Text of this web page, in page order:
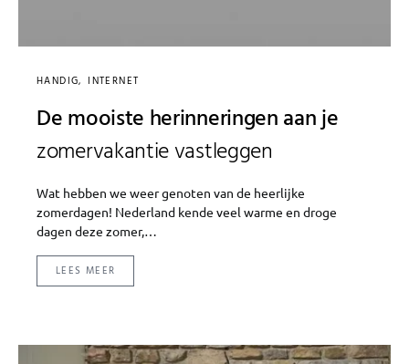
HANDIG INTERNET
De mooiste herinneringen aan je
zomervakantie vastleggen
Wat hebben we weer genoten van de heerlijke
zomerdagen! Nederland kende veel warme en droge
dagen deze zomer,…
LEES MEER